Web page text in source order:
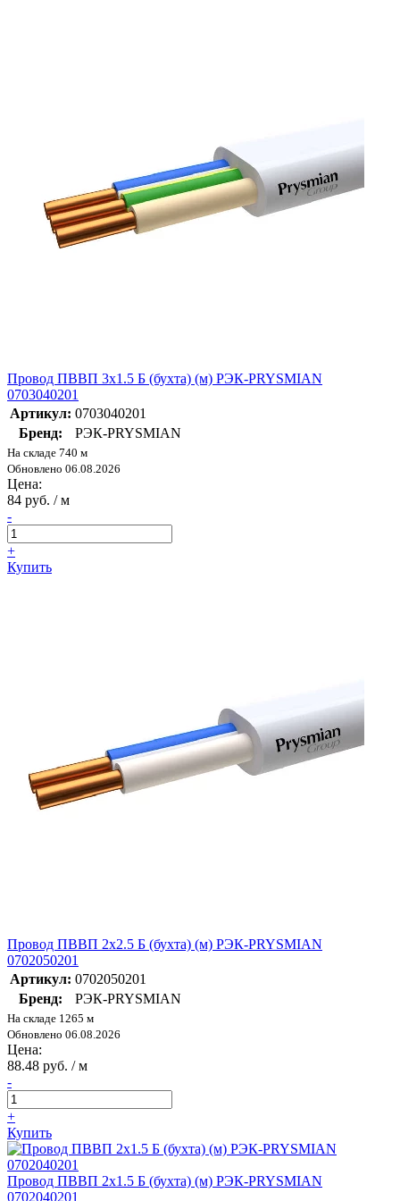
Провод ПВВП 3х1.5 Б (бухта) (м) РЭК-PRYSMIAN
0703040201
Артикул: 0703040201
Бренд:
РЭК-PRYSMIAN
На складе 740 м
Обновлено 06.08.2026
Цена:
84 руб. / м
-
+
Купить
Провод ПВВП 2х2.5 Б (бухта) (м) РЭК-PRYSMIAN
0702050201
Артикул: 0702050201
Бренд:
РЭК-PRYSMIAN
На складе 1265 м
Обновлено 06.08.2026
Цена:
88.48 руб. / м
-
+
Купить
Провод ПВВП 2х1.5 Б (бухта) (м) РЭК-PRYSMIAN
0702040201